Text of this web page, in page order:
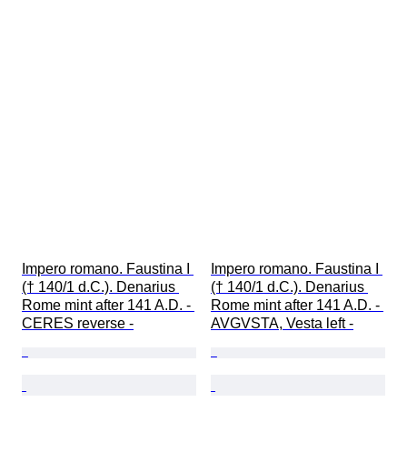
Impero romano. Faustina I
(† 140/1 d.C.). Denarius
Rome mint after 141 A.D. -
CERES reverse -
Impero romano. Faustina I
(† 140/1 d.C.). Denarius
Rome mint after 141 A.D. -
AVGVSTA, Vesta left -